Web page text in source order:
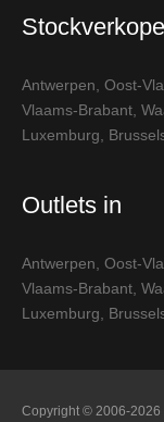
Antwerpen Oost-
Vlaams-Brabant
Luxemburg
Outlets in
Antwerpen Oost-
Vlaams-Brabant
Luxemburg
Copyright © 2006-2026